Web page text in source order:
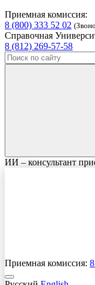
Приемная комиссия:
8 (800) 333 52 02
Справочная
8 (812) 269-57-58
ИИ – консультант
Приемная комиссия: